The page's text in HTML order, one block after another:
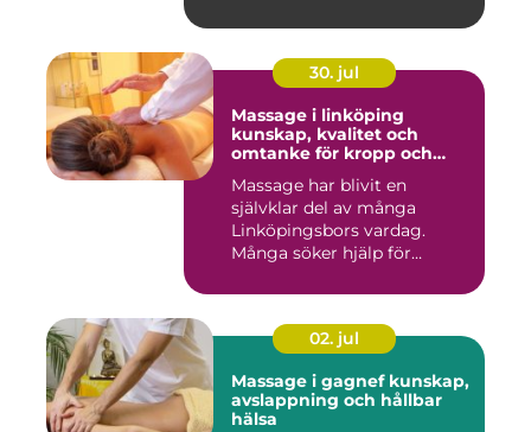
30. jul
Massage i linköping
kunskap, kvalitet och
omtanke för kropp och
Massage har blivit en
självklar del av många
Linköpingsbors vardag.
Många söker hjälp för
02. jul
Massage i gagnef kunskap,
avslappning och hållbar
hälsa